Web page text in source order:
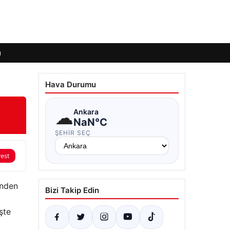
Hava Durumu
☁Ankara
NaN°C
ŞEHIR SEÇ
Bizi Takip Edin